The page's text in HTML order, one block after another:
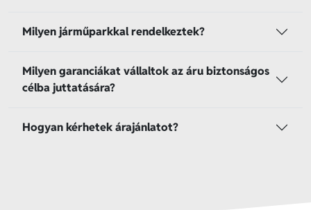
Milyen járműparkkal rendelkeztek?
Milyen garanciákat vállaltok az áru biztonságos
célba juttatására?
Hogyan kérhetek árajánlatot?